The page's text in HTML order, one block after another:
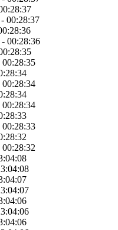
00:28:37
00:28:36
00:28:35
00:28:34
00:28:34
00:28:33